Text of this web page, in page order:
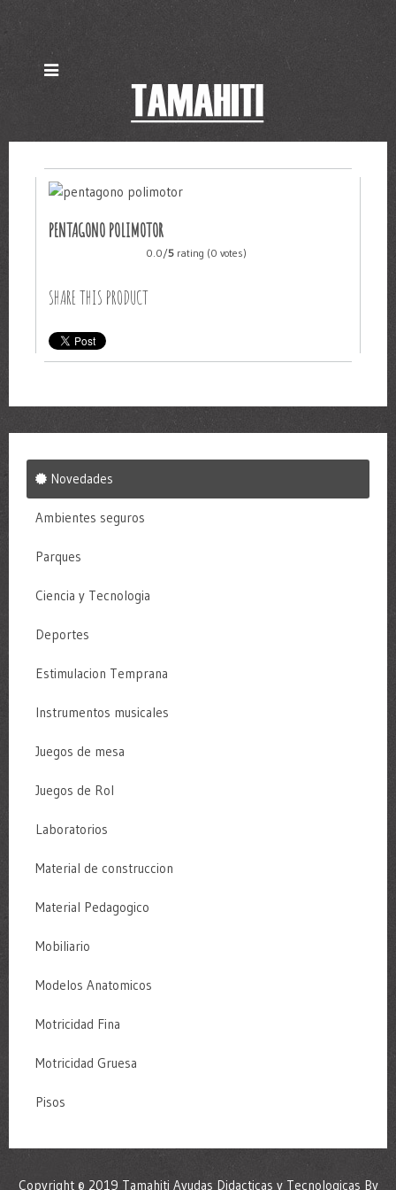
PENTAGONO POLIMOTOR
0.0/5 rating (0 votes)
SHARE THIS PRODUCT
Novedades
Ambientes seguros
Parques
Ciencia y Tecnologia
Deportes
Estimulacion Temprana
Instrumentos musicales
Juegos de mesa
Juegos de Rol
Laboratorios
Material de construccion
Material Pedagogico
Mobiliario
Modelos Anatomicos
Motricidad Fina
Motricidad Gruesa
Pisos
Copyright © 2019 Tamahiti Ayudas Didacticas y Tecnologicas By